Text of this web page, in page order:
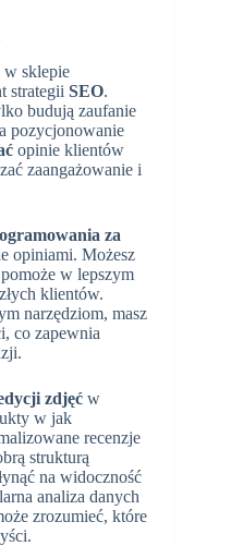
w sklepie
strategii SEO.
budują zaufanie
pozycjonowanie
opinie klientów
zaangażowanie i
za
opiniami. Możesz
w lepszym
klientów.
narzędziom, masz
co zapewnia
zdjęć w
w jak
recenzje
strukturą
na widoczność
analiza danych
zrozumieć, które